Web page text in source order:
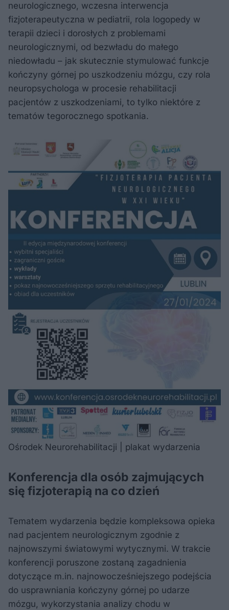
neurologicznego, wczesna interwencja
fizjoterapeutyczna w pediatrii, rola logopedy w
terapii dzieci i dorosłych z problemami
neurologicznymi, od bezwładu do małego
niedowładu – jak skutecznie stymulować funkcje
kończyny górnej po uszkodzeniu mózgu, czy rola
neuropsychologa w procesie rehabilitacji
pacjentów z uszkodzeniami, to tylko niektóre z
tematów tegorocznego spotkania.
Ośrodek Neurorehabilitacji | plakat wydarzenia
Konferencja dla osób zajmujących
się fizjoterapią na co dzień
Tematem wydarzenia będzie kompleksowa opieka
nad pacjentem neurologicznym zgodnie z
najnowszymi światowymi wytycznymi. W trakcie
konferencji poruszone zostaną zagadnienia
dotyczące m.in. najnowocześniejszego podejścia
do usprawniania kończyny górnej po udarze
mózgu, wykorzystania analizy chodu w